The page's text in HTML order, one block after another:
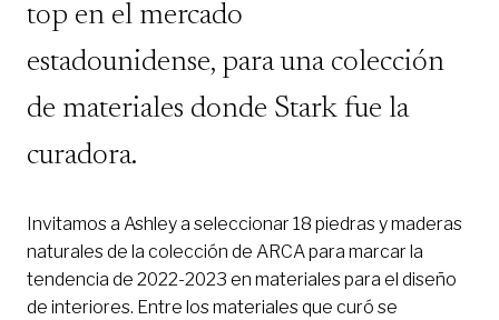
top en el mercado
estadounidense, para una colección
de materiales donde Stark fue la
curadora.
Invitamos a Ashley a seleccionar 18 piedras y maderas
naturales de la colección de ARCA para marcar la
tendencia de 2022-2023 en materiales para el diseño
de interiores. Entre los materiales que curó se